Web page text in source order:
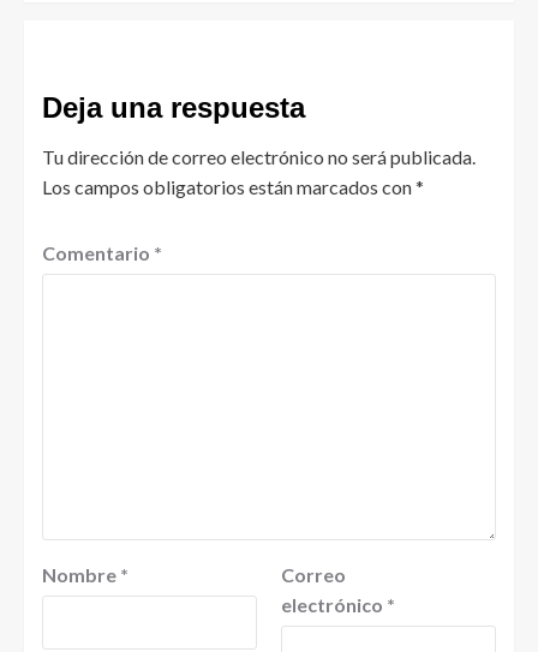
Deja una respuesta
Tu dirección de correo electrónico no será publicada.
Los campos obligatorios están marcados con*
Comentario *
Nombre *
Correo
electrónico *